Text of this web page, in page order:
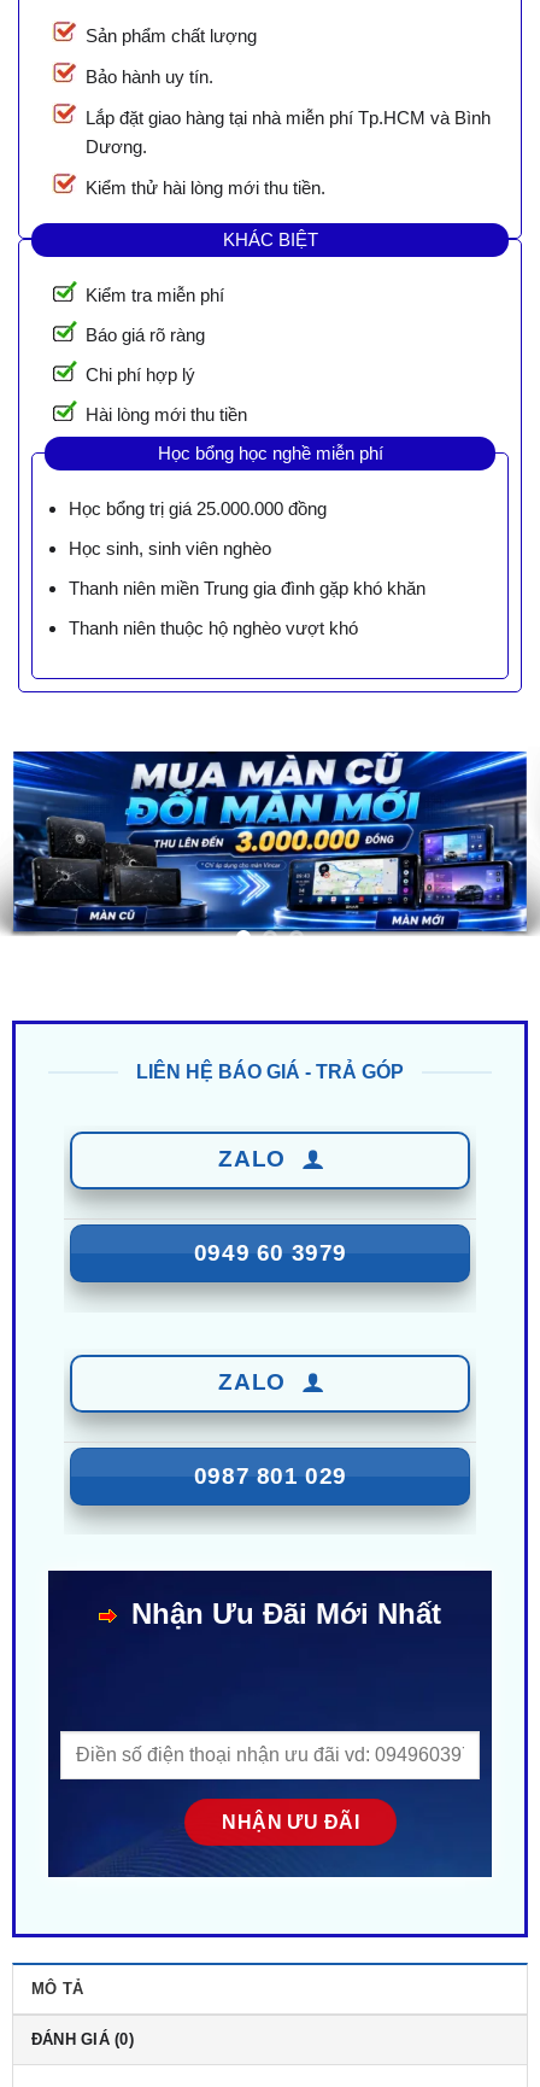
Sản phẩm chất lượng
Bảo hành uy tín.
Lắp đặt giao hàng tại nhà miễn phí Tp.HCM và Bình
Dương.
Kiểm thử hài lòng mới thu tiền.
KHÁC BIỆT
Kiểm tra miễn phí
Báo giá rõ ràng
Chi phí hợp lý
Hài lòng mới thu tiền
Học bổng học nghề miễn phí
Học bổng trị giá 25.000.000 đồng
Học sinh, sinh viên nghèo
Thanh niên miền Trung gia đình gặp khó khăn
Thanh niên thuộc hộ nghèo vượt khó
0949 60 3979
0987 801 029
ĐÁNH GIÁ (0)